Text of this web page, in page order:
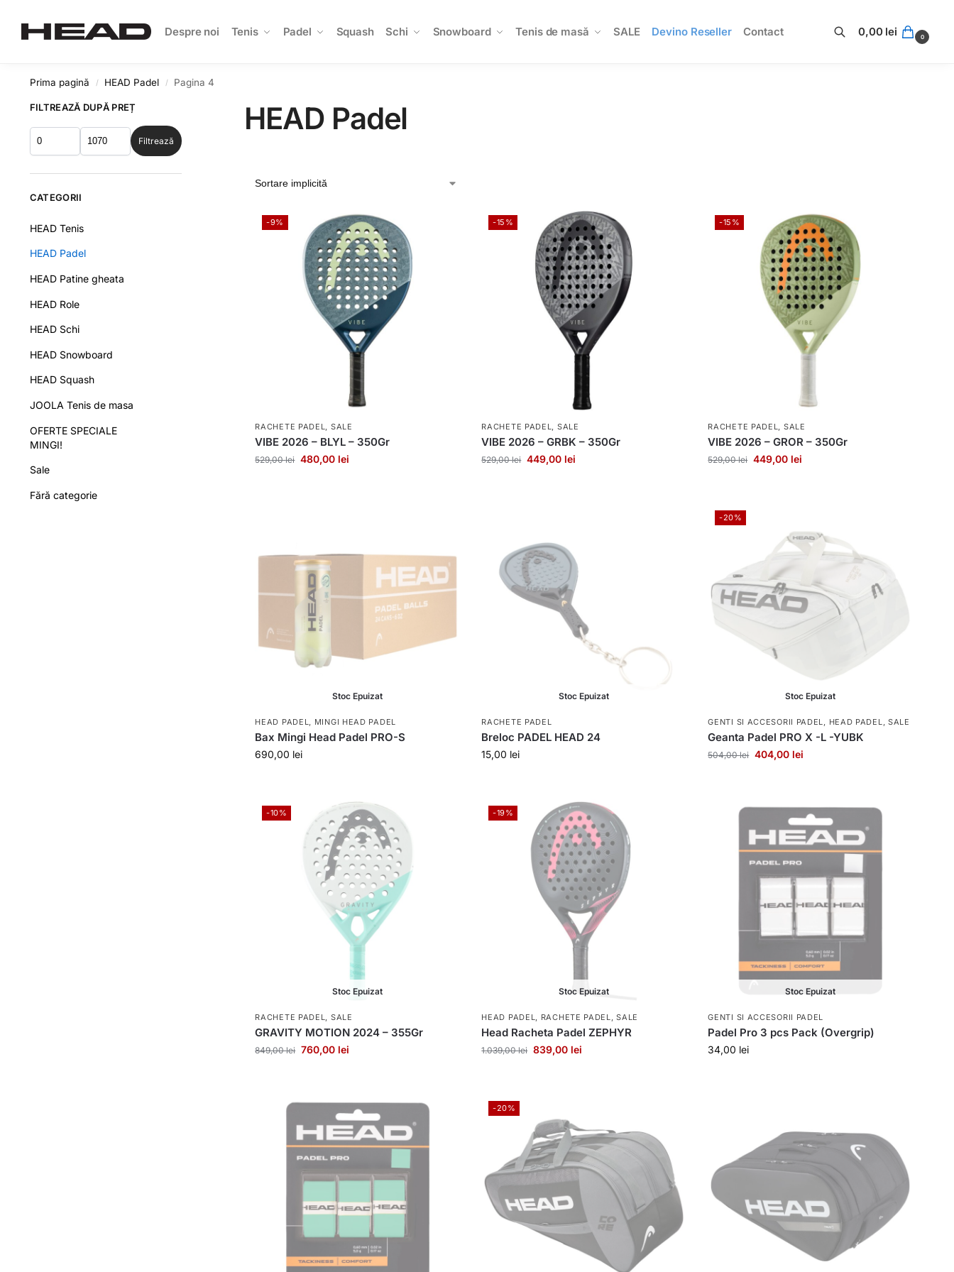
Despre noi Tenis Padel Squash Schi Snowboard Tenis de masă SALE Devino Reseller Contact
Search
0,00 lei 0
Prima pagină / HEAD Padel / Pagina 4
HEAD Padel
-9%
RACHETE PADEL, SALE
VIBE 2026 – BLYL – 350Gr
529,00lei 480,00 lei
-15%
RACHETE PADEL, SALE
VIBE 2026 – GRBK – 350Gr
529,00lei 449,00 lei
-15%
RACHETE PADEL, SALE
VIBE 2026 – GROR – 350Gr
529,00lei 449,00 lei
Stoc Epuizat
HEAD PADEL, MINGI HEAD PADEL
Bax Mingi Head Padel PRO-S
690,00 lei
Stoc Epuizat
RACHETE PADEL
Breloc PADEL HEAD 24
15,00 lei
-20%
Stoc Epuizat
GENTI SI ACCESORII PADEL, HEAD PADEL, SALE
Geanta Padel PRO X -L -YUBK
504,00lei 404,00 lei
-10%
Stoc Epuizat
RACHETE PADEL, SALE
GRAVITY MOTION 2024 – 355Gr
849,00lei 760,00 lei
-19%
Stoc Epuizat
HEAD PADEL, RACHETE PADEL,SALE
Head Racheta Padel ZEPHYR
1.039,00lei 839,00 lei
Stoc Epuizat
GENTI SI ACCESORII PADEL
Padel Pro 3 pcs Pack (Overgrip)
34,00 lei
-20%
FILTREAZĂ DUPĂ PREȚ
Filtrează
CATEGORII
HEAD Tenis
HEAD Padel
HEAD Patine gheata
HEAD Role
HEAD Schi
HEAD Snowboard
HEAD Squash
JOOLA Tenis de masa
OFERTE SPECIALE
MINGI!
Sale
Fără categorie